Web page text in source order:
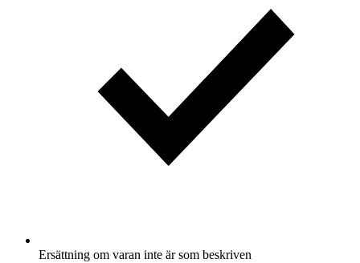
Ersättning om varan inte är som beskriven